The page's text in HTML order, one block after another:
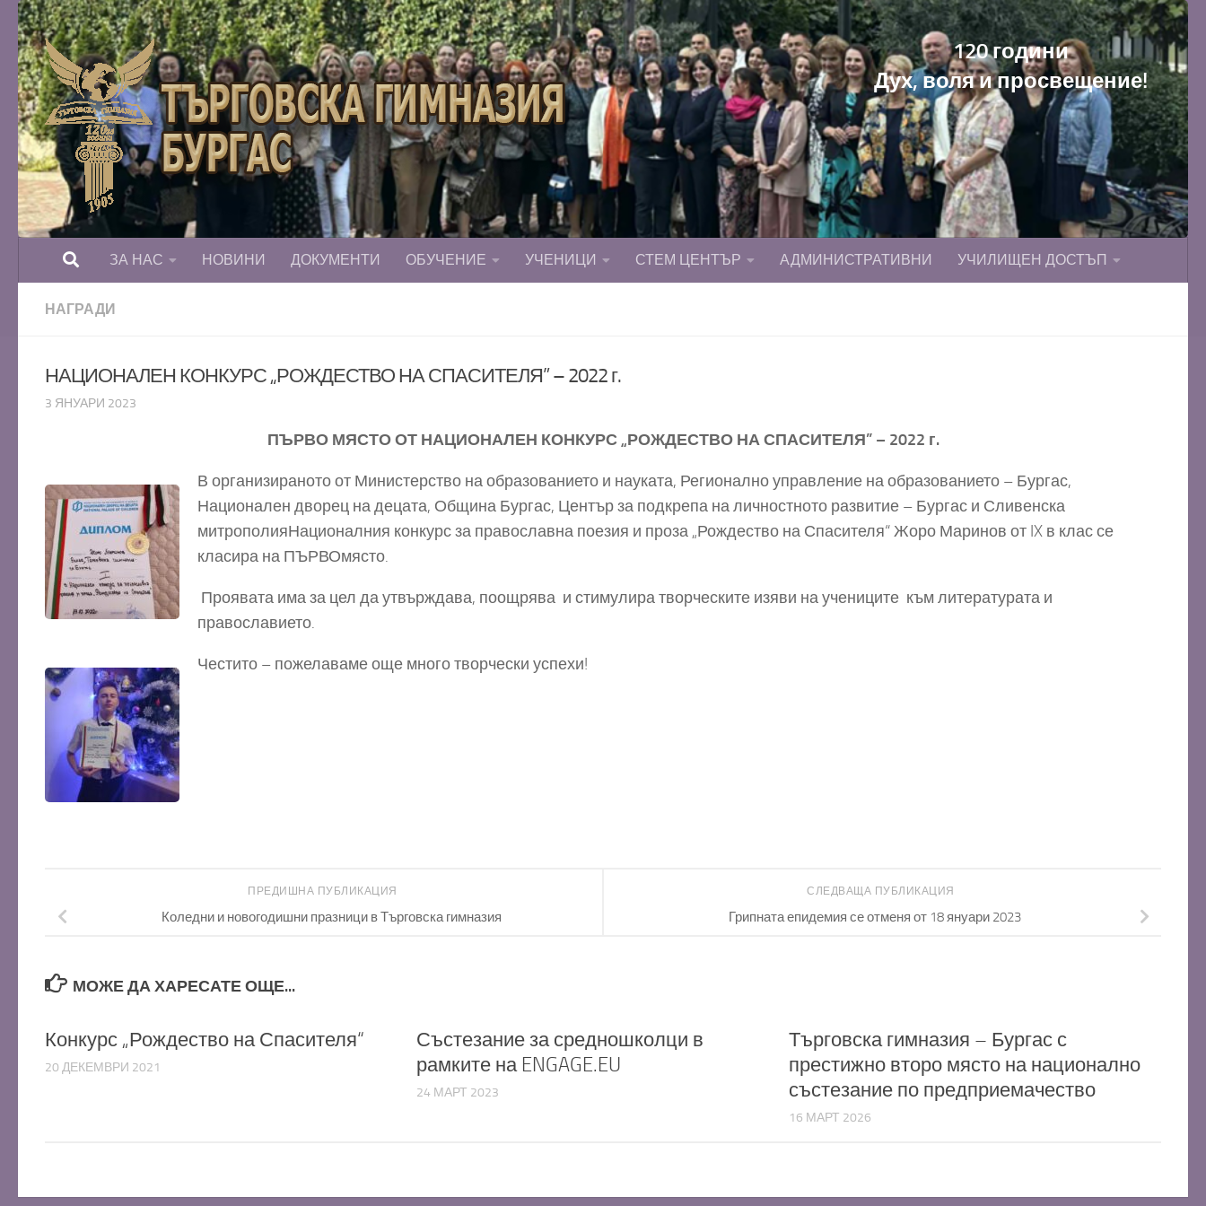
Към съдържанието
120 години
Дух, воля и просвещение!
ЗА НАС НОВИНИ ДОКУМЕНТИ ОБУЧЕНИЕ УЧЕНИЦИ СТЕМ ЦЕНТЪР АДМИНИСТРАТИВНИ УЧИЛИЩЕН ДОСТЪП
НАГРАДИ
НАЦИОНАЛЕН КОНКУРС „РОЖДЕСТВО НА СПАСИТЕЛЯ” – 2022 г.
3 ЯНУАРИ 2023
ПЪРВО МЯСТООТ НАЦИОНАЛЕН КОНКУРС „РОЖДЕСТВО НА СПАСИТЕЛЯ” – 2022 г.
В организиранотоот Министерство на образованието и науката, Регионално управление на образованието – Бургас,
Национален дворец на децата, Община Бургас, Център за подкрепа на личностното развитие – Бургас и Сливенска
митрополияНационалния конкурсза православна поезия и проза „Рождество на Спасителя“Жоро Маринов от IX в клас се
класира на ПЪРВОмясто.
Проявата има за цел да утвърждава, поощрява и стимулира творческите изяви на учениците към литературата и
православието.
Честито – пожелаваме още много творчески успехи!
СЛЕДВАЩА ПУБЛИКАЦИЯ
Грипната епидемия се отменя от 18 януари 2023
ПРЕДИШНА ПУБЛИКАЦИЯ
Коледни и новогодишни празници в Търговска гимназия
МОЖЕ ДА ХАРЕСАТЕ ОЩЕ...
Конкурс „Рождество на Спасителя“
20 ДЕКЕМВРИ 2021
Състезание за средношколци в
рамките на ENGAGE.EU
24 МАРТ 2023
Търговска гимназия – Бургас с
престижно второ място на национално
състезание по предприемачество
16 МАРТ 2026